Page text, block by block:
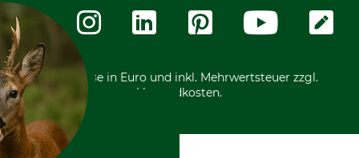
Zahlungsarten
Community
International
*Alle Preise in Euro und inkl. Mehrwertsteuer zzgl.
Versandkosten.